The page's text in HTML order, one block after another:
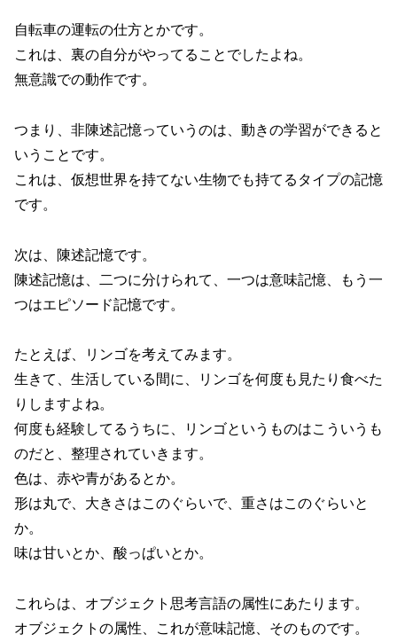
自転車の運転の仕方とかです。
これは、裏の自分がやってることでしたよね。
無意識での動作です。
つまり、非陳述記憶っていうのは、動きの学習ができると
いうことです。
これは、仮想世界を持てない生物でも持てるタイプの記憶
です。
次は、陳述記憶です。
陳述記憶は、二つに分けられて、一つは意味記憶、もう一
つはエピソード記憶です。
たとえば、リンゴを考えてみます。
生きて、生活している間に、リンゴを何度も見たり食べた
りしますよね。
何度も経験してるうちに、リンゴというものはこういうも
のだと、整理されていきます。
色は、赤や青があるとか。
形は丸で、大きさはこのぐらいで、重さはこのぐらいと
か。
味は甘いとか、酸っぱいとか。
これらは、オブジェクト思考言語の属性にあたります。
オブジェクトの属性、これが意味記憶、そのものです。